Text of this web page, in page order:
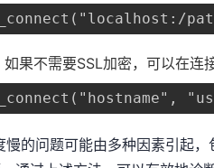
如果不需要SSL加密，可以在连
慢的问题可能由多种因素引起